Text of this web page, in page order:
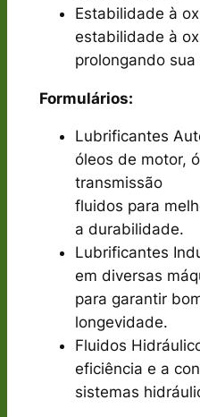
Estabilidade à
estabilidade à
prolongando
Formulários:
Lubrificantes
óleos de motor,
transmissão
fluidos para
a durabilidade.
Lubrificantes
em diversas
para garantir
longevidade.
Fluidos
eficiência e a
sistemas